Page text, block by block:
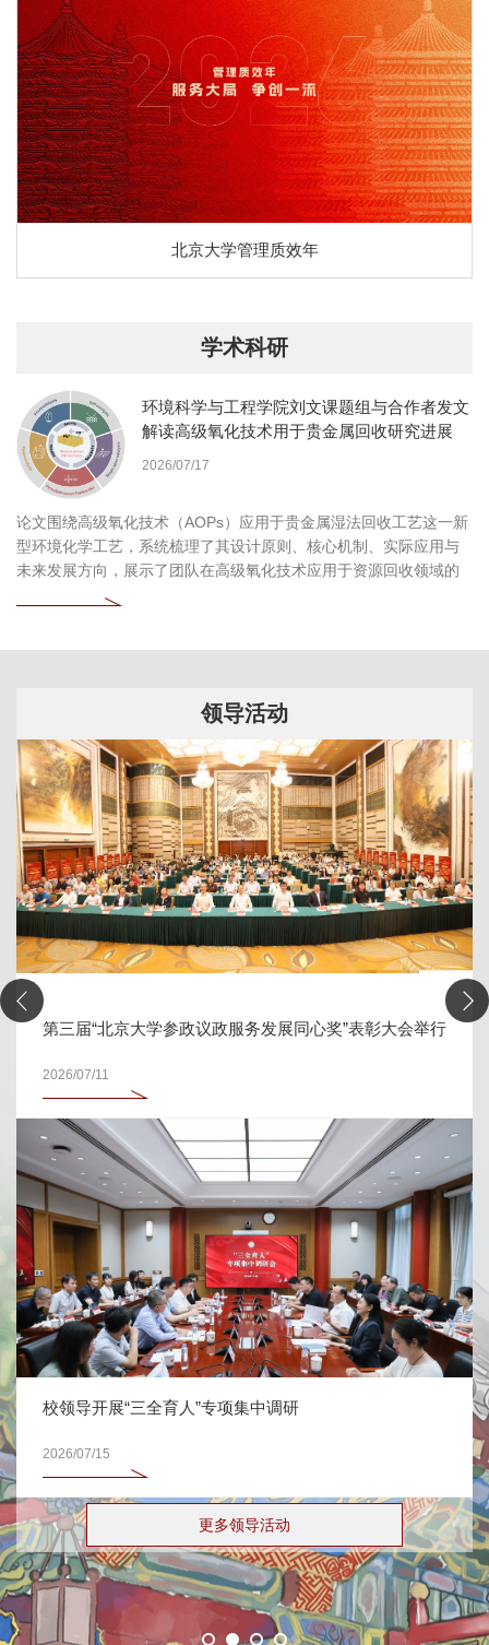
北京大学管理质效年
学术科研
环境科学与工程学院刘文课题组与合作者发文
解读高级氧化技术用于贵金属回收研究进展
2026/07/17
论文围绕高级氧化技术（AOPs）应用于贵金属湿法回收工艺这一新
型环境化学工艺，系统梳理了其设计原则、核心机制、实际应用与
未来发展方向，展示了团队在高级氧化技术应用于资源回收领域的
持续探索和深刻见解。
领导活动
第三届“北京大学参政议政服务发展同心奖”表彰大会举行
2026/07/11
校领导开展“三全育人”专项集中调研
2026/07/15
更多领导活动